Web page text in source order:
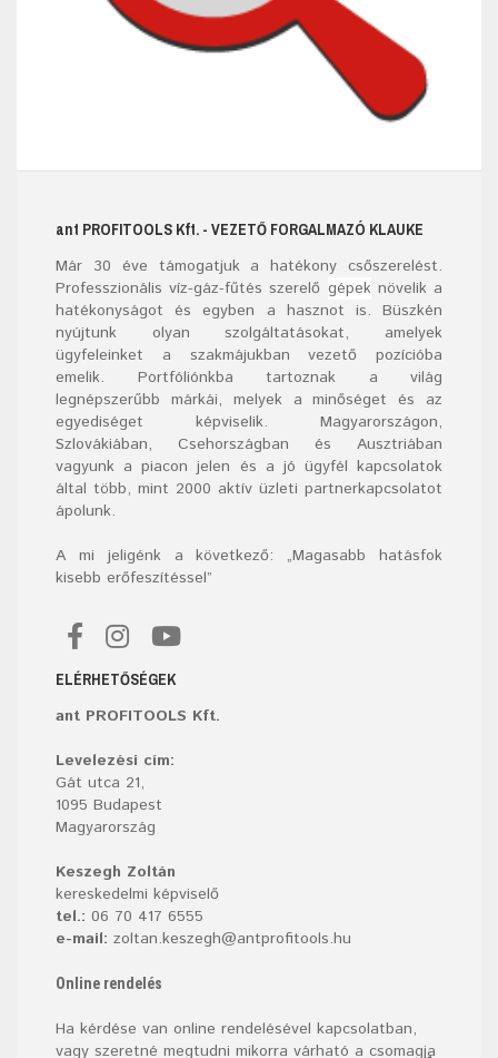
ant PROFITOOLS Kft. - VEZETŐ FORGALMAZÓ KLAUKE
Már 30 éve támogatjuk a hatékony csőszerelést.
Professzionális víz-gáz-fűtés szerelő gépeknövelik a
hatékonyságot és egyben a hasznot is. Büszkén
nyújtunk olyan szolgáltatásokat, amelyek
ügyfeleinket a szakmájukban vezető pozícióba
emelik. Portfóliónkba tartoznak a világ
legnépszerűbb márkái, melyek a minőséget és az
egyediséget képviselik. Magyarországon,
Szlovákiában, Csehországban és Ausztriában
vagyunk a piacon jelen és a jó ügyfél kapcsolatok
által több, mint 2000 aktív üzleti partnerkapcsolatot
ápolunk.
A mi jeligénk a következő: „Magasabb hatásfok
kisebb erőfeszítéssel”
ELÉRHETŐSÉGEK
ant PROFITOOLS Kft.
Levelezési cím:
Gát utca 21,
1095 Budapest
Magyarország
Keszegh Zoltán
kereskedelmi képviselő
tel.: 06 70 417 6555
e-mail: zoltan.keszegh@antprofitools.hu
Online rendelés
Ha kérdése van online rendelésével kapcsolatban,
vagy szeretné megtudni mikorra várható a csomagja